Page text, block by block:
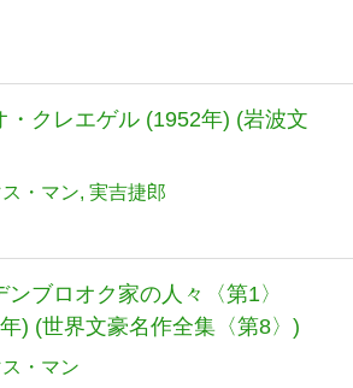
・クレエゲル (1952年) (岩波文
ス・マン 実吉捷郎
ンブロオク家の人々〈第1〉
) (世界文豪名作全集〈第8〉)
ス・マン